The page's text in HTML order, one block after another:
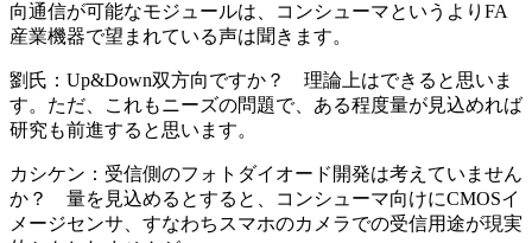
向通信が可能なモジュールは、コンシューマというよりFA
産業機器で望まれている声は聞きます。
劉氏：Up&Down双方向ですか？ 理論上はできると思いま
す。ただ、これもニーズの問題で、ある程度量が見込めれば
研究も前進すると思います。
カシケン：受信側のフォトダイオード開発は考えていません
か？ 量を見込めるとすると、コンシューマ向けにCMOSイ
メージセンサ、すなわちスマホのカメラでの受信用途が現実